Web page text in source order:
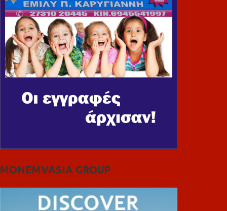
MONEMVASIA GROUP